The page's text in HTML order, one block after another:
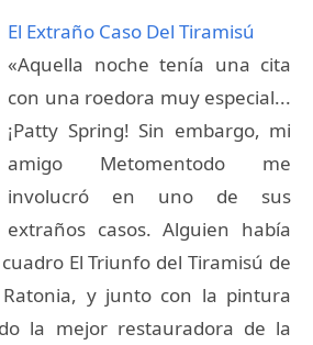
El Extraño Caso Del Tiramisú
«Aquella noche tenía una cita
con una roedora muy especial...
¡Patty Spring! Sin embargo, mi
amigo Metomentodo me
involucró en uno de sus
extraños casos. Alguien había
El Triunfo del Tiramisú de
y junto con la pintura
la mejor restauradora de la